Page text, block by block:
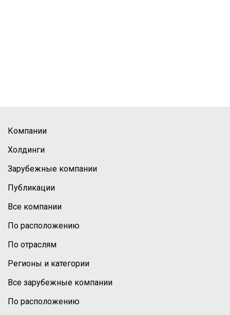
Компании
Холдинги
Зарубежные компании
Публикации
Все компании
По расположению
По отраслям
Регионы и категории
Все зарубежные компании
По расположению